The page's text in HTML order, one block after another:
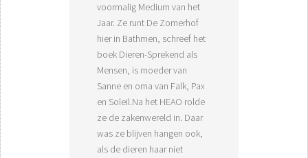
voormalig Medium van het
Jaar. Ze runt De Zomerhof
hier in Bathmen, schreef het
boek Dieren-Sprekend als
Mensen, is moeder van
Sanne en oma van Falk, Pax
en Soleil.Na het HEAO rolde
ze de zakenwereld in. Daar
was ze blijven hangen ook,
als de dieren haar niet